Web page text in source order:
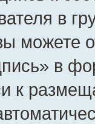
в
можете
в
к